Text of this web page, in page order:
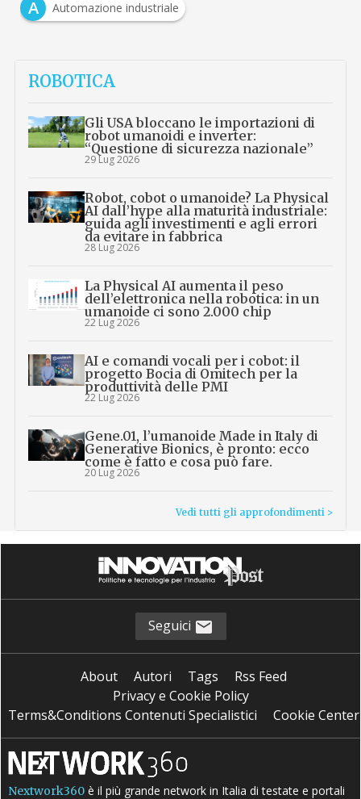
A Automazione industriale
ROBOTICA
Gli USA bloccano le importazioni di
robot umanoidi e inverter:
“Questione di sicurezza nazionale”
29 Lug 2026
Robot, cobot o umanoide? La Physical
AI dall’hype alla maturità industriale:
guida agli investimenti e agli errori
da evitare in fabbrica
28 Lug 2026
La Physical AI aumenta il peso
dell’elettronica nella robotica: in un
umanoide ci sono 2.000 chip
22 Lug 2026
AI e comandi vocali per i cobot: il
progetto Bocia di Omitech per la
produttività delle PMI
22 Lug 2026
Gene.01, l’umanoide Made in Italy di
Generative Bionics, è pronto: ecco
come è fatto e cosa può fare.
20 Lug 2026
Vedi tutti gli approfondimenti >
Seguici
About Autori Tags
Rss Feed
Privacy e Cookie Policy
Terms&Conditions Contenuti Specialistici
Cookie Center
Nextwork360 è il più grande network in Italia di testate e portali